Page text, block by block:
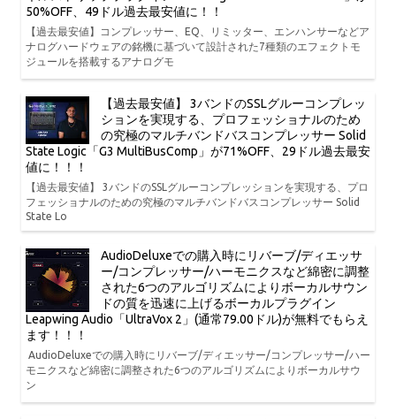
50%OFF、49ドル過去最安値に！！
【過去最安値】コンプレッサー、EQ、リミッター、エンハンサーなどア
ナログハードウェアの銘機に基づいて設計された7種類のエフェクトモ
ジュールを搭載するアナログモ
【過去最安値】 3バンドのSSLグルーコンプレッ
ションを実現する、プロフェッショナルのため
の究極のマルチバンドバスコンプレッサー Solid
State Logic「G3 MultiBusComp」が71%OFF、29ドル過去最安
値に！！！
【過去最安値】 3バンドのSSLグルーコンプレッションを実現する、プロ
フェッショナルのための究極のマルチバンドバスコンプレッサー Solid
State Lo
AudioDeluxeでの購入時にリバーブ/ディエッサ
ー/コンプレッサー/ハーモニクスなど綿密に調整
された6つのアルゴリズムによりボーカルサウン
ドの質を迅速に上げるボーカルプラグイン
Leapwing Audio「UltraVox 2」(通常79.00ドル)が無料でもらえ
ます！！！
AudioDeluxeでの購入時にリバーブ/ディエッサー/コンプレッサー/ハー
モニクスなど綿密に調整された6つのアルゴリズムによりボーカルサウ
ン